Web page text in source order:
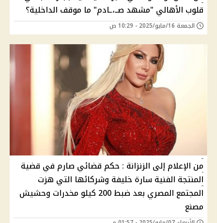
قلوب الأهالي "مشهد صــ،ـادم" ما موقف الداخلية؟
الجمعة 16/مايو/2025 - 10:29 ص
من الإعلام إلى الزنزانة : حكم قضائي صارم في قضية
المنتجة الفنية سارة خليفة وشركائها التي هزت
المجتمع المصري بعد ضبط 200 كيلو مخدرات وحشيش
مصنع